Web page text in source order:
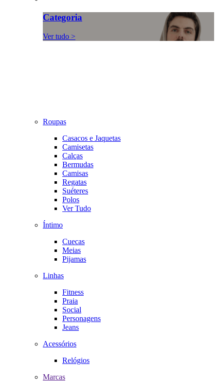
Categoria
Ver tudo >
Roupas
Casacos e Jaquetas
Camisetas
Calças
Bermudas
Camisas
Regatas
Suéteres
Polos
Ver Tudo
Íntimo
Cuecas
Meias
Pijamas
Linhas
Fitness
Praia
Social
Personagens
Jeans
Acessórios
Relógios
Marcas